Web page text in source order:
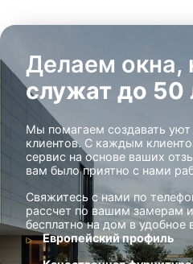
Делаем окна,
служат до 50
Мы помагаем создавать
клиентов. С каждым
сервис на основе ваших
вам было приятно с нами
Свяжитесь с нами по
рассчет по вашим замерам
бесплатно на дом в удобное
Европейский профиль